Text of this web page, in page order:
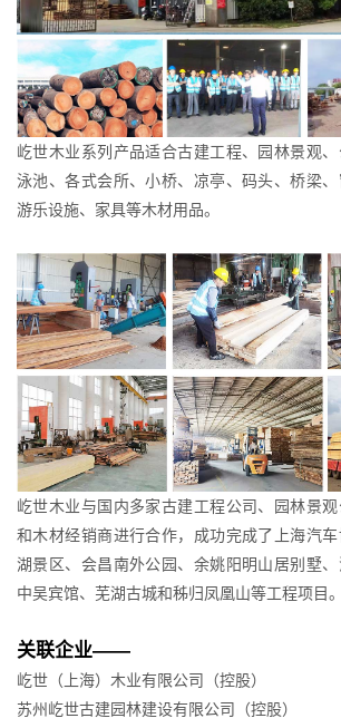
屹世木业系列产品适合古建工程、园林景观
泳池、各式会所、小桥、凉亭、码头、桥梁、
游乐设施、家具等木材用品。
屹世木业与国内多家古建工程公司、园林景
和木材经销商进行合作，成功完成了上海汽
湖景区、会昌南外公园、余姚阳明山居别墅
中吴宾馆、芜湖古城和秭归凤凰山等工程项目。
关联企业——
屹世（上海）木业有限公司（控股）
苏州屹世古建园林建设有限公司（控股）